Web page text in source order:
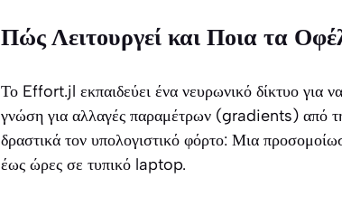
Πώς Λειτουργεί και Ποια τα
Το Effort.jl εκπαιδεύει ένα νευρωνικό δίκτυο για
γνώση για αλλαγές παραμέτρων (gradients) από
δραστικά τον υπολογιστικό φόρτο: Μια
έως ώρες σε τυπικό laptop.